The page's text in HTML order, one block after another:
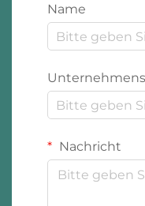
Name
Nachricht